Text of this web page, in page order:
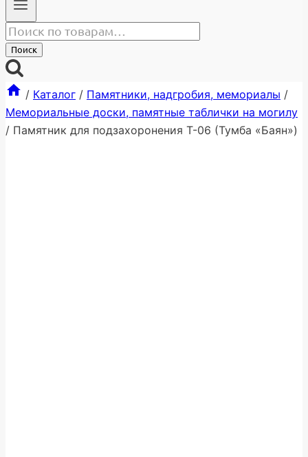
Искать:
Поиск
/ Каталог / Памятники, надгробия, мемориалы /
Мемориальные доски, памятные таблички на могилу
/ Памятник для подзахоронения Т-06 (Тумба «Баян»)